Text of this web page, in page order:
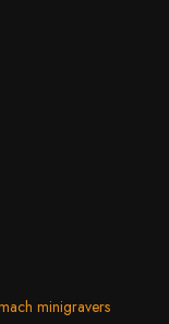
minigravers